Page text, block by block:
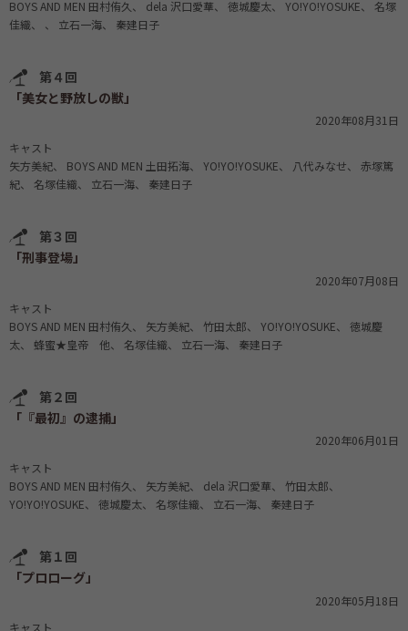
BOYS AND MEN 田村侑久
dela 沢口愛華 徳城慶太 YO!YO!YOSUKE
名塚
佳織
立石一海 秦建日子
第４回
「美女と野放しの獣」
2020年08月31日
キャスト
矢方美紀
BOYS AND MEN 土田拓海 YO!YO!YOSUKE 八代みなせ
赤塚篤
紀
名塚佳織 立石一海 秦建日子
第３回
「刑事登場」
2020年07月08日
キャスト
BOYS AND MEN 田村侑久
矢方美紀 竹田太郎 YO!YO!YOSUKE
徳城慶
太
蜂蜜★皇帝 他 名塚佳織 立石一海 秦建日子
第２回
「『最初』の逮捕」
2020年06月01日
キャスト
BOYS AND MEN 田村侑久
矢方美紀 dela 沢口愛華
竹田太郎
YO!YO!YOSUKE
徳城慶太 名塚佳織 立石一海 秦建日子
第１回
「プロローグ」
2020年05月18日
キャスト